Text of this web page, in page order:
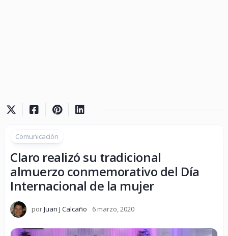
Comunicación
Claro realizó su tradicional
almuerzo conmemorativo del Día
Internacional de la mujer
porJuan J Calcaño 6 marzo, 2020